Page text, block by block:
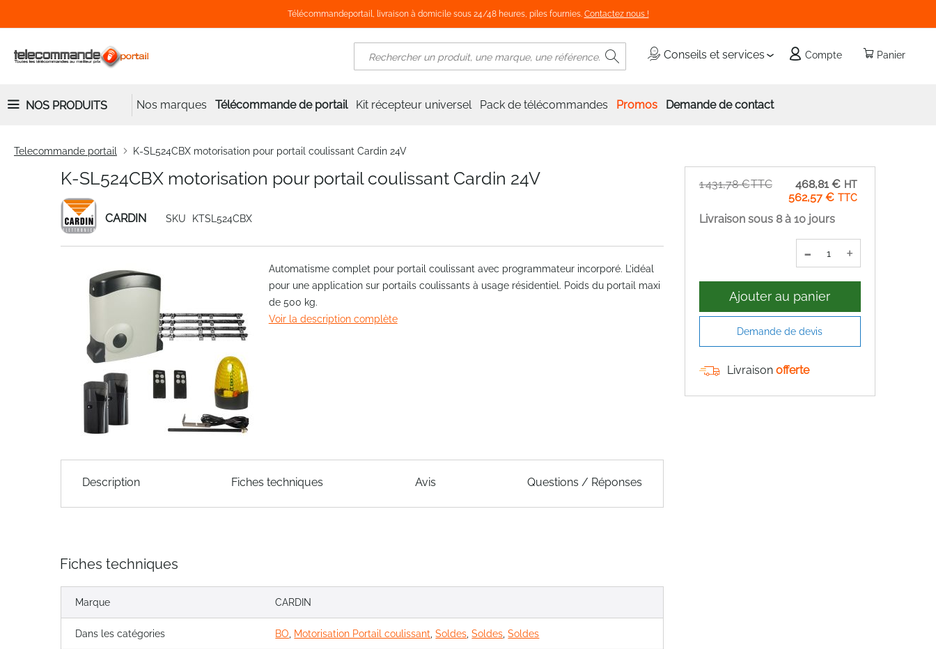
Télécommandeportail, livraison à domicile sous 24/48 heures, piles fournies. Contactez nous !
Panier
Conseils et services Compte
Rechercher
NOS PRODUITS Nos marques Télécommande de portail Kit récepteur universel Pack de télécommandes Promos Demande de contact
Telecommande portail K-SL524CBX motorisation pour portail coulissant Cardin 24V
K-SL524CBX motorisation pour portail coulissant Cardin 24V
CARDIN SKU KTSL524CBX
images
gallery
Automatisme complet pour portail coulissant avec programmateur incorporé. L’idéal
pour une application sur portails coulissants à usage résidentiel. Poids du portail maxi
de 500 kg.
Voir la description complète
Description Fiches techniques Avis Questions / Réponses
Fiches techniques
Marque CARDIN
Dans les catégories BO Motorisation Portail coulissant ,Soldes ,Soldes ,Soldes
Prix
Spécial
562,57 €
468,81 €
1 431,78 €
Livraison sous 8 à 10 jours
- +
Ajouter au panier
Demande de devis
Livraison offerte